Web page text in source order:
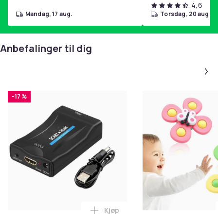
mandag, 17 aug.
4,6
torsdag, 20 aug.
Anbefalinger til dig
-17 %
Legg SCART til HDMI-omformer
Kjøp